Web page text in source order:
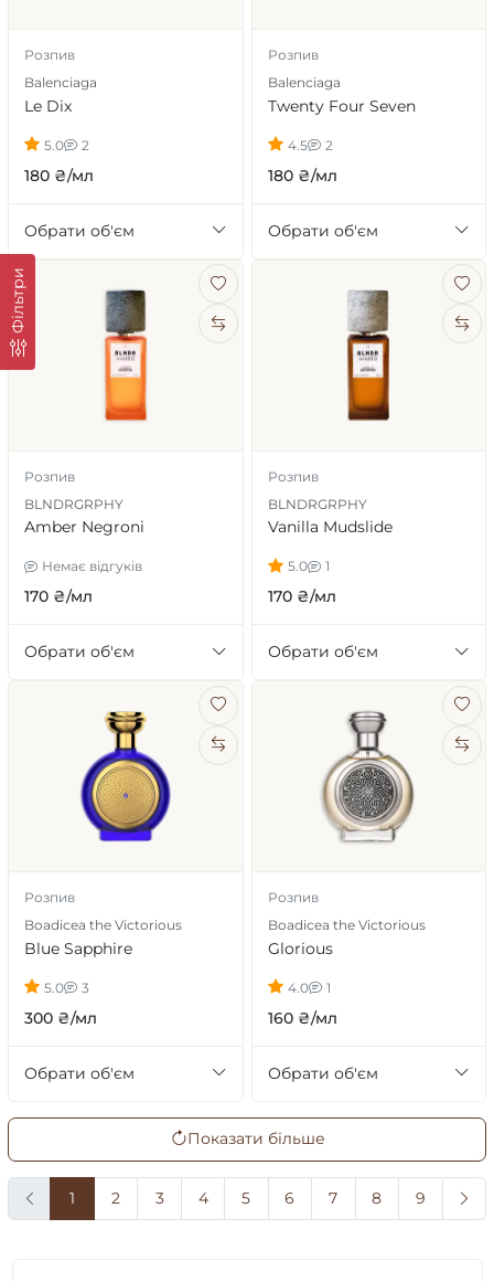
Фільтри
Розпив
Balenciaga
Le Dix
5.0 2
180 ₴/мл
Обрати об'єм
Розпив
Balenciaga
Twenty Four Seven
4.5 2
180 ₴/мл
Обрати об'єм
Розпив
BLNDRGRPHY
Amber Negroni
Немає відгуків
170 ₴/мл
Обрати об'єм
Розпив
BLNDRGRPHY
Vanilla Mudslide
5.0 1
170 ₴/мл
Обрати об'єм
Розпив
Boadicea the Victorious
Blue Sapphire
5.0 3
300 ₴/мл
Обрати об'єм
Розпив
Boadicea the Victorious
Glorious
4.0 1
160 ₴/мл
Обрати об'єм
Показати більше
1 2 3 4 5 6 7 8 9